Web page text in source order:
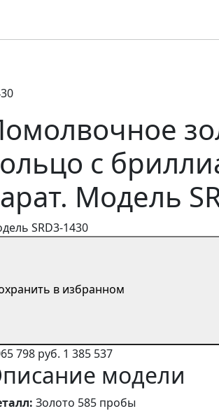
с
Модель
SRD3-1430
в избранном
798 руб. 1 385 537
модели
Золото 585 пробы